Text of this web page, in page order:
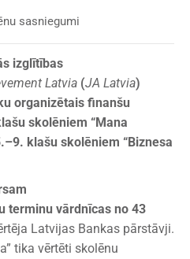
sasniegumi
izglītības
Latvia (JA Latvia)
organizētais finanšu
skolēniem “Mana
klašu skolēniem “Biznesa
terminu vārdnīcas no 43
Latvijas Bankas pārstāvji.
tika vērtēti skolēnu